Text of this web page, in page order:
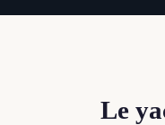
Le